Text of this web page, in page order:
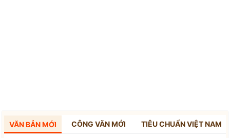
VĂN BẢN MỚI CÔNG VĂN MỚI TIÊU CHUẨN VIỆT NAM